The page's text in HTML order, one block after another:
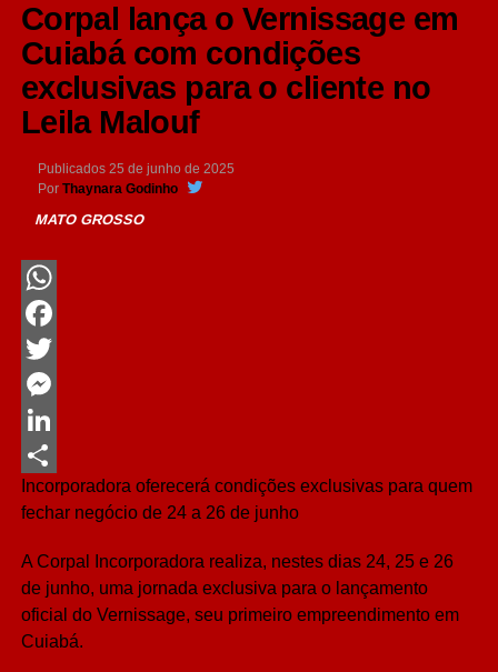
Corpal lança o Vernissage em
Cuiabá com condições
exclusivas para o cliente no
Leila Malouf
Publicados 25 de junho de 2025
Por Thaynara Godinho
MATO GROSSO
WhatsApp
Facebook
Twitter
Messenger
LinkedIn
Share
Incorporadora oferecerá condições exclusivas para quem
fechar negócio de 24 a 26 de junho
A Corpal Incorporadora realiza, nestes dias 24, 25 e 26
de junho, uma jornada exclusiva para o lançamento
oficial do Vernissage, seu primeiro empreendimento em
Cuiabá.